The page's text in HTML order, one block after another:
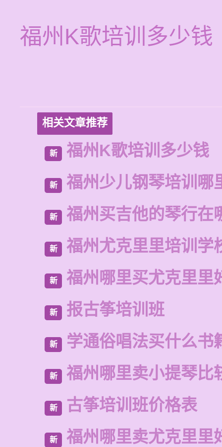
福州K歌培训多少钱
相关文章推荐
新 福州K歌培训多少钱
新 福州少儿钢琴培训哪
新 福州买吉他的琴行在
新 福州尤克里里培训学
新 福州哪里买尤克里里
新 报古筝培训班
新 学通俗唱法买什么书
新 福州哪里卖小提琴比
新 古筝培训班价格表
新 福州哪里卖尤克里里